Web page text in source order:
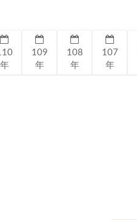
年
109
年
108
年
107
年